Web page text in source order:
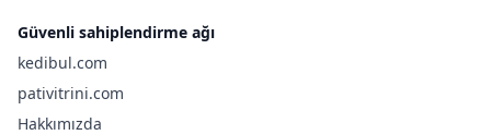
Güvenli sahiplendirme ağı
kedibul.com
pativitrini.com
Hakkımızda